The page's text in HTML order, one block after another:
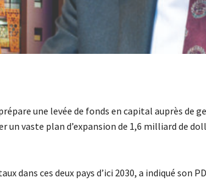
une levée de fonds en capital auprès de
vaste plan d’expansion de 1,6 milliard de
dans ces deux pays d’ici 2030, a indiqué son